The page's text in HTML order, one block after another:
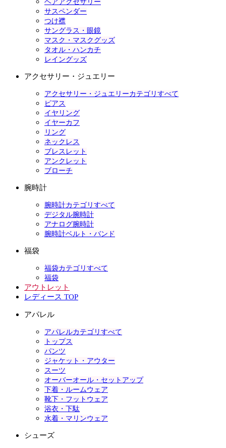
ヘアアクセサリー
サスペンダー
つけ襟
サングラス・眼鏡
マスク・マスクグッズ
タオル・ハンカチ
レイングッズ
アクセサリー・ジュエリー
アクセサリー・ジュエリーカテゴリすべて
ピアス
イヤリング
イヤーカフ
リング
ネックレス
ブレスレット
アンクレット
ブローチ
腕時計
腕時計カテゴリすべて
デジタル腕時計
アナログ腕時計
腕時計ベルト・バンド
福袋
福袋カテゴリすべて
福袋
アウトレット
レディース TOP
アパレル
アパレルカテゴリすべて
トップス
パンツ
ジャケット・アウター
スーツ
オーバーオール・セットアップ
下着・ルームウェア
靴下・フットウェア
浴衣・下駄
水着・マリンウェア
シューズ